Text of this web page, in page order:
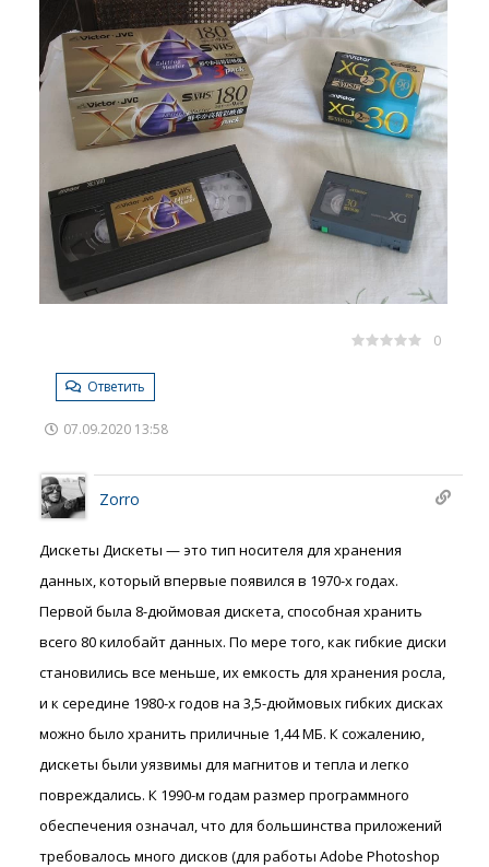
0
Ответить
07.09.2020 13:58
Zorro
Дискеты Дискеты — это тип носителя для хранения
данных, который впервые появился в 1970-х годах.
Первой была 8-дюймовая дискета, способная хранить
всего 80 килобайт данных. По мере того, как гибкие диски
становились все меньше, их емкость для хранения росла,
и к середине 1980-х годов на 3,5-дюймовых гибких дисках
можно было хранить приличные 1,44 МБ. К сожалению,
дискеты были уязвимы для магнитов и тепла и легко
повреждались. К 1990-м годам размер программного
обеспечения означал, что для большинства приложений
требовалось много дисков (для работы Adobe Photoshop